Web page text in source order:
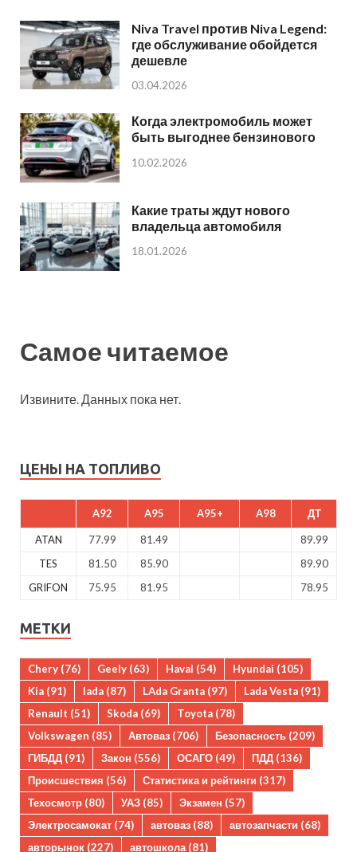
Niva Travel против Niva Legend:
где обслуживание обойдется
дешевле
03.04.2026
Когда электромобиль может
быть выгоднее бензинового
10.02.2026
Какие траты ждут нового
владельца автомобиля
18.01.2026
Самое читаемое
Извините. Данных пока нет.
ЦЕНЫ НА ТОПЛИВО
A92 A95 A95+ A98 ДТ
ATAN 77.99 81.49
89.99
TES
81.50 85.90
89.90
GRIFON
75.95 81.95 78.95
МЕТКИ
Chery (76) Geely (63) Haval (54) Hyundai (105)
Kia (91) lada (87) LAda Granta (97) Lada Vesta (91)
Renault (51) Skoda (69) Toyota (78)
Volkswagen (85) Автоваз (706) Безопасность (209)
ГИБДД (91) Закон (556) ОСАГО (49) ПДД (136)
Происшествия (56) Статистика и рейтинги (317)
Техосмотр (80) УАЗ (85) Экзамен (57)
Электросамокат (74) автоваз (88) автозапчасти (68)
авторынок (227) автошкола(81)